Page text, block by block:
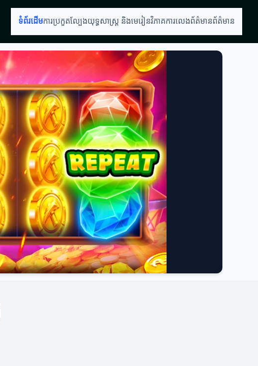
ទំព័រដើមការប្រកួតល្បែងយុទ្ធសាស្ត្រ និងមេរៀនវិភាគការលេងព័ត៌មានព័ត៌មាន